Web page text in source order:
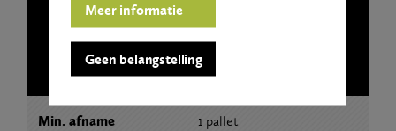
LuzerneCubes
Min. afname
1 pallet
Meer informatie
Geen belangstelling